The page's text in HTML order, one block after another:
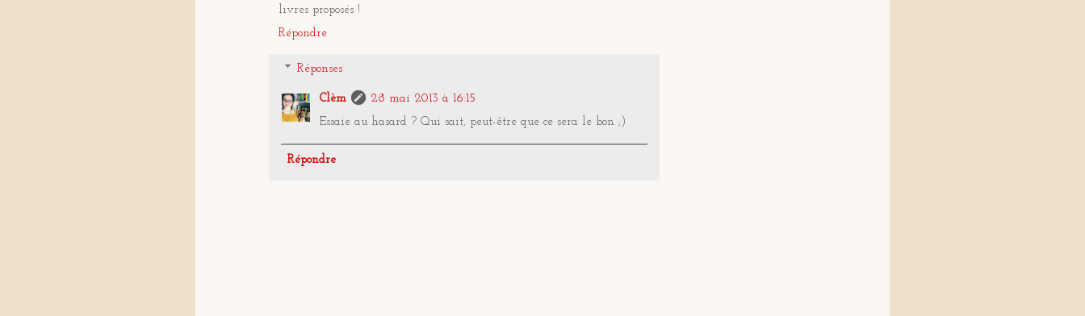
livres proposés !
Répondre
Réponses
Clèm
28 mai 2013 à 16:15
Essaie au hasard ? Qui sait, peut-être que ce sera le bon ;)
Répondre